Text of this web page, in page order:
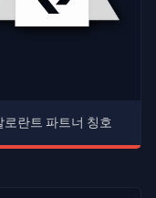
로란트 파트너 칭호